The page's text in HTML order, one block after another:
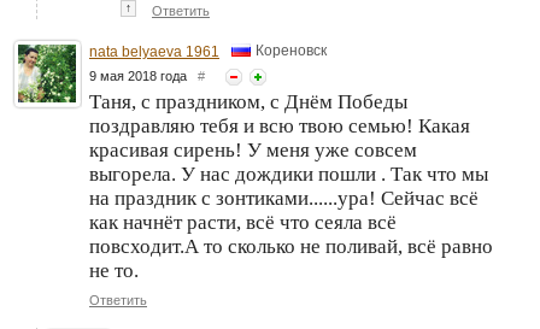
↑ Ответить
nata belyaeva 1961 Кореновск
9 мая 2018 года #
Таня, с праздником, с Днём Победы
поздравляю тебя и всю твою семью! Какая
красивая сирень! У меня уже совсем
выгорела. У нас дождики пошли . Так что мы
на праздник с зонтиками......ура! Сейчас всё
как начнёт расти, всё что сеяла всё
повсходит.А то сколько не поливай, всё равно
не то.
Ответить